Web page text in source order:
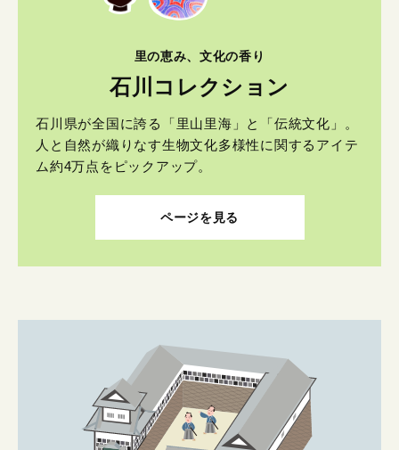
里の恵み、文化の香り
石川コレクション
石川県が全国に誇る「里山里海」と「伝統文化」。
人と自然が織りなす生物文化多様性に関するアイテ
ム約4万点をピックアップ。
ページを見る